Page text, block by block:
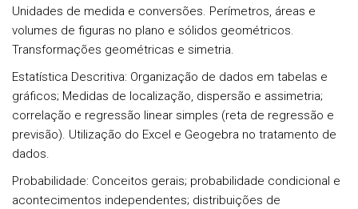
Unidades de medida e conversões. Perímetros, áreas e
volumes de figuras no plano e sólidos geométricos.
Transformações geométricas e simetria.
Estatística Descritiva: Organização de dados em tabelas e
gráficos; Medidas de localização, dispersão e assimetria;
correlação e regressão linear simples (reta de regressão e
previsão). Utilização do Excel e Geogebra no tratamento de
dados.
Probabilidade: Conceitos gerais; probabilidade condicional e
acontecimentos independentes; distribuições de